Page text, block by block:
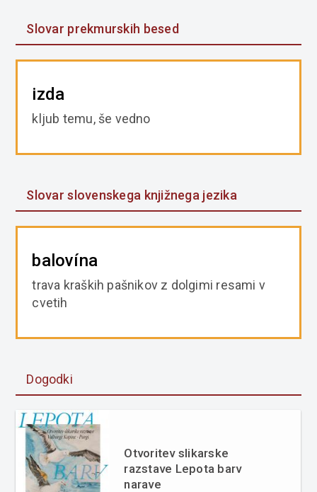
Slovar prekmurskih besed
izda
kljub temu, še vedno
Slovar slovenskega knjižnega jezika
balovína
trava kraških pašnikov z dolgimi resami v
cvetih
Dogodki
Otvoritev slikarske
razstave Lepota barv
narave